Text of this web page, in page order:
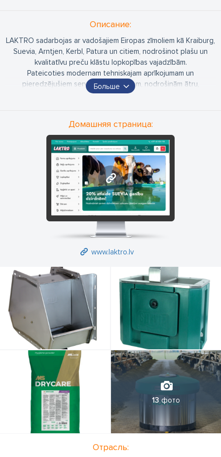
Oписание:
LAKTRO sadarbojas ar vadošajiem Eiropas zīmoliem kā Kraiburg,
Suevia, Arntjen, Kerbl, Patura un citiem, nodrošinot plašu un
kvalitatīvu preču klāstu lopkopības vajadzībām.
Pateicoties modernam tehniskajam aprīkojumam un
pieredzējušiem servisa speciālistiem, nodrošinām ātru,
kvalitatīvu un uzticamu apkalpošanu. Lai klientiem nodrošinātu
apsaimniekošanas un elektroautomātikas jomās.
Mūsu veikalos Saldū un Jelgavā atradīsiet aptuveni 5000
dažādu preču dzīvnieku aprūpei – gan lauksaimniecības
dzīvniekiem, gan mājdzīvniekiem.
Больше
Домашняя страница:
www.laktro.lv
www.laktro.lv
13фото
Отрасль: